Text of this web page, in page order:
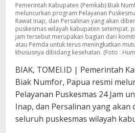
Pemerintah Kabupaten (Pemkab) Biak
meluncurkan program Pelayanan
Rawat Inap, dan Persalinan yang akan
puskesmas wilayah kabupaten setempat.
jam tersebut merupakan bagian dari
atau Pemda untuk terus meningkatkan
khususnya dibidang kesehatan. (Foto :
BIAK, TOMEI.ID | Pemerintah
Biak Numfor, Papua resmi
Pelayanan Puskesmas 24 Jam
Inap, dan Persalinan yang akan
seluruh puskesmas wilayah